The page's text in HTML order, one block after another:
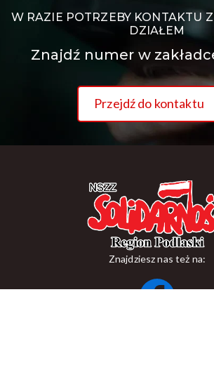
W RAZIE POTRZEBY KONTAKTU
DZIAŁEM
Znajdź numer w
Przejdź do kontaktu
Znajdziesz nas też na: